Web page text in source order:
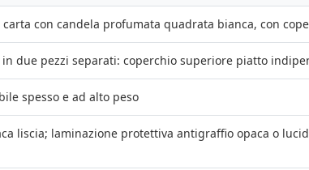
con candela profumata quadrata bianca, con
due pezzi separati: coperchio superiore piatto
spesso e ad alto peso
liscia; laminazione protettiva antigraffio opaca o